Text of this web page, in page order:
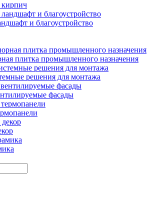
и благоустройство
плитка промышленного назначения
решения для монтажа
фасады